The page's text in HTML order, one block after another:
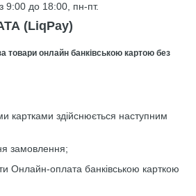
з 9:00 до 18:00, пн-пт.
(LiqPay)
онлайн банківською картою без
картками здійснюється наступним
замовлення;
Онлайн-оплата банківською карткою